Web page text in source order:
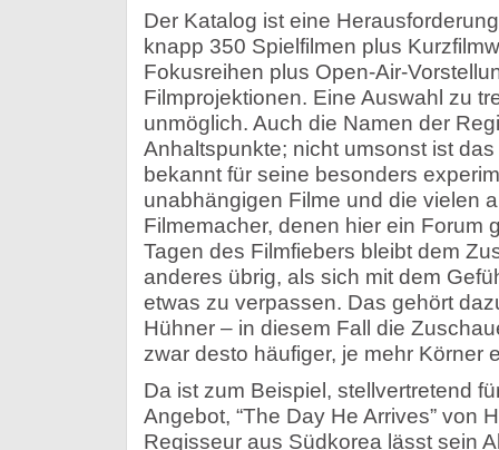
Der Katalog ist eine
knapp 350 Spielfilmen plus
Fokusreihen plus Open-Air-
Filmprojektionen. Eine Auswahl zu
unmöglich. Auch die Namen der
Anhaltspunkte; nicht umsonst ist das
bekannt für seine besonders
unabhängigen Filme und die vielen
Filmemacher, denen hier ein Forum
Tagen des Filmfiebers bleibt dem
anderes übrig, als sich mit dem
etwas zu verpassen. Das gehört
Hühner – in diesem Fall die
zwar desto häufiger, je mehr Körner
Da ist zum Beispiel, stellvertretend
Angebot, “The Day He Arrives” von
Regisseur aus Südkorea lässt sein